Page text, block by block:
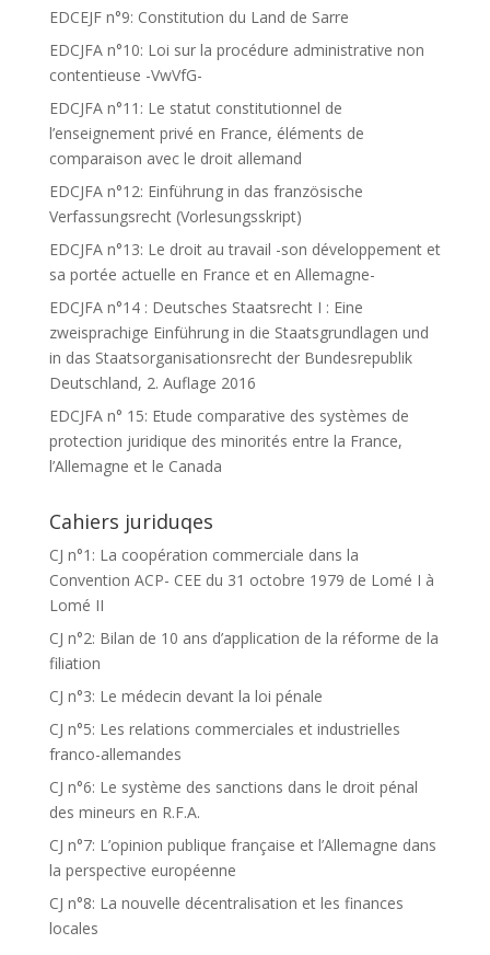
EDCEJF n°9: Constitution du Land de Sarre
EDCJFA n°10: Loi sur la procédure administrative non
contentieuse -VwVfG-
EDCJFA n°11: Le statut constitutionnel de
l’enseignement privé en France, éléments de
comparaison avec le droit allemand
EDCJFA n°12: Einführung in das französische
Verfassungsrecht (Vorlesungsskript)
EDCJFA n°13: Le droit au travail -son développement et
sa portée actuelle en France et en Allemagne-
EDCJFA n°14 : Deutsches Staatsrecht I : Eine
zweisprachige Einführung in die Staatsgrundlagen und
in das Staatsorganisationsrecht der Bundesrepublik
Deutschland, 2. Auflage 2016
EDCJFA n° 15: Etude comparative des systèmes de
protection juridique des minorités entre la France,
l’Allemagne et le Canada
Cahiers juriduqes
CJ n°1: La coopération commerciale dans la
Convention ACP- CEE du 31 octobre 1979 de Lomé I à
Lomé II
CJ n°2: Bilan de 10 ans d’application de la réforme de la
filiation
CJ n°3: Le médecin devant la loi pénale
CJ n°5: Les relations commerciales et industrielles
franco-allemandes
CJ n°6: Le système des sanctions dans le droit pénal
des mineurs en R.F.A.
CJ n°7: L’opinion publique française et l’Allemagne dans
la perspective européenne
CJ n°8: La nouvelle décentralisation et les finances
locales